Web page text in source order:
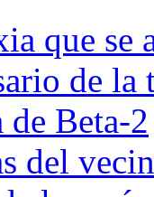
que se
de
de Beta-2
del